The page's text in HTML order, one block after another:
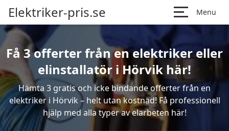
Elektriker-pris.se Menu
Få 3 offerter från en elektriker eller
elinstallatör i Hörvik här!
Hämta 3 gratis och icke bindande offerter från en
elektriker i Hörvik – helt utan kostnad! Få professionell
hjälp med alla typer av elarbeten här!